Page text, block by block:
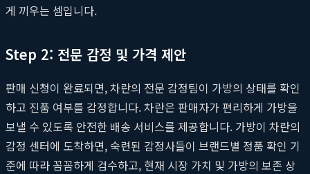
게 끼우는 셈입니다.
Step 2: 전문 감정 및 가격 제안
판매 신청이 완료되면, 차란의 전문 감정팀이 가방의 상태를 확인
하고 진품 여부를 감정합니다. 차란은 판매자가 편리하게 가방을
보낼 수 있도록 안전한 배송 서비스를 제공합니다. 가방이 차란의
감정 센터에 도착하면, 숙련된 감정사들이 브랜드별 정품 확인 기
준에 따라 꼼꼼하게 검수하고, 현재 시장 가치 및 가방의 보존 상